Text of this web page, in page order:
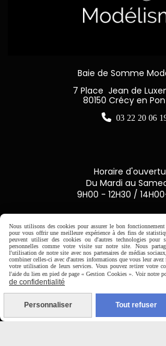
Baie de Somme
7 Place Jean de
80150 Crécy en
 03 22 20 06
Horaire
Du Mardi au
9H00 - 12H30 /

Paiement
CB Crédit
Nous utilisons des cookies pour assurer le bon
pour vous offrir une meilleure expérience à des fins de
peuvent utiliser des cookies ou d'autres technologies pour
personnelles comme votre visite sur notre site. Nous
l'utilisation de notre site avec nos partenaires de médias
combiner celles-ci avec d'autres informations que vous leur
votre utilisation de leurs services. Vous pouvez retirer votre
l'aide du lien en pied de page « Gestion Cookies ». Voir notre
de confidentialité
Personnaliser Tout refuser